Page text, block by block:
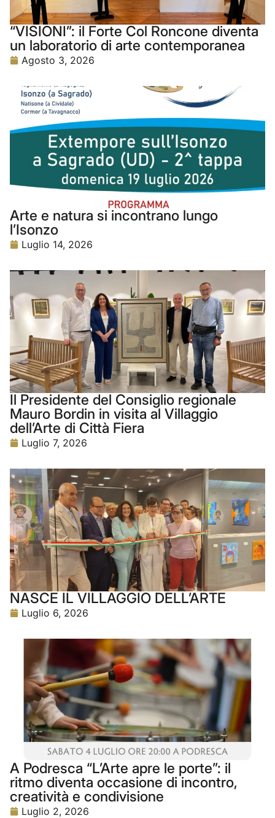
“VISIONI”: il Forte Col Roncone diventa
un laboratorio di arte contemporanea
Agosto 3, 2026
Arte e natura si incontrano lungo
l’Isonzo
Luglio 14, 2026
Il Presidente del Consiglio regionale
Mauro Bordin in visita al Villaggio
dell’Arte di Città Fiera
Luglio 7, 2026
NASCE IL VILLAGGIO DELL’ARTE
Luglio 6, 2026
A Podresca “L’Arte apre le porte”: il
ritmo diventa occasione di incontro,
creatività e condivisione
Luglio 2, 2026